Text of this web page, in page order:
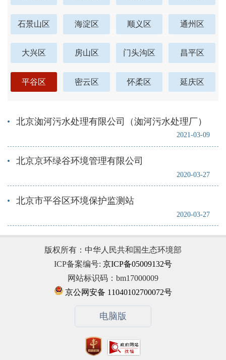
石景山区 海淀区 顺义区 通州区
大兴区 房山区 门头沟区 昌平区
平谷区 密云区 怀柔区 延庆区
2021-03-09
北京洳河污水处理有限公司（洳河污水处理厂）
2020-03-27
北京京环绿谷环境管理有限公司
2020-03-27
北京市平谷区环境保护监测站
版权所有：中华人民共和国生态环境部
ICP备案编号: 京ICP备05009132号
网站标识码：bm17000009
京公网安备 11040102700072号
电脑版